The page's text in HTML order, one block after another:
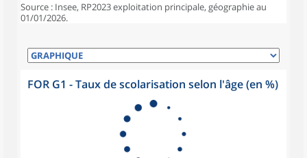
Source : Insee, RP2023 exploitation principale, géographie au
01/01/2026.
FOR G1 - Taux de scolarisation selon l'âge (en %)